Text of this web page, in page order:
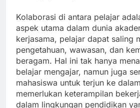
Kolaborasi di antara pelajar
aspek utama dalam dunia
kerjasama, pelajar dapat saling
pengetahuan, wawasan, dan
beragam. Hal ini tak hanya
belajar mengajar, namun juga
mahasiswa untuk terjun ke
memerlukan keterampilan
dalam lingkungan pendidikan